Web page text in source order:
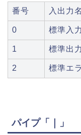
番号 入出力名
0 標準入力
1 標準出力
2 標準エ
パイプ「｜」